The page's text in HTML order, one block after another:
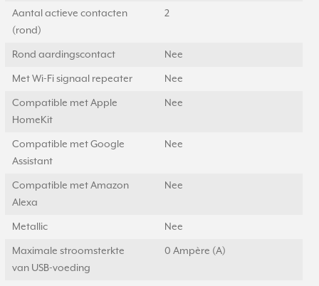
Aantal actieve contacten
(rond)
2
Rond aardingscontact Nee
Met Wi-Fi signaal repeater Nee
Compatible met Apple
HomeKit
Nee
Compatible met Google
Assistant
Nee
Compatible met Amazon
Alexa
Nee
Metallic Nee
Maximale stroomsterkte
van USB-voeding
0 Ampère (A)